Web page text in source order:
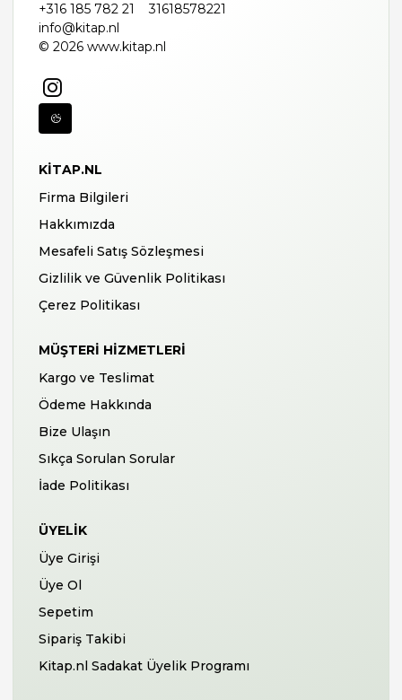
+316 185 782 21
31618578221
info@kitap.nl
© 2026 www.kitap.nl
KITAP.NL
Firma Bilgileri
Hakkımızda
Mesafeli Satış Sözleşmesi
Gizlilik ve Güvenlik Politikası
Çerez Politikası
MÜŞTERI HIZMETLERI
Kargo ve Teslimat
Ödeme Hakkında
Bize Ulaşın
Sıkça Sorulan Sorular
İade Politikası
ÜYELIK
Üye Girişi
Üye Ol
Sepetim
Sipariş Takibi
Kitap.nl Sadakat Üyelik Programı